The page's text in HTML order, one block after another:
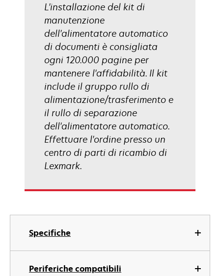
Specifiche
Periferiche compatibili
L'installazione del kit di
manutenzione
dell'alimentatore automatico
di documenti è consigliata
ogni 120.000 pagine per
mantenere l'affidabilità. Il kit
include il gruppo rullo di
alimentazione/trasferimento e
il rullo di separazione
dell'alimentatore automatico.
Effettuare l'ordine presso un
centro di parti di ricambio di
Lexmark.